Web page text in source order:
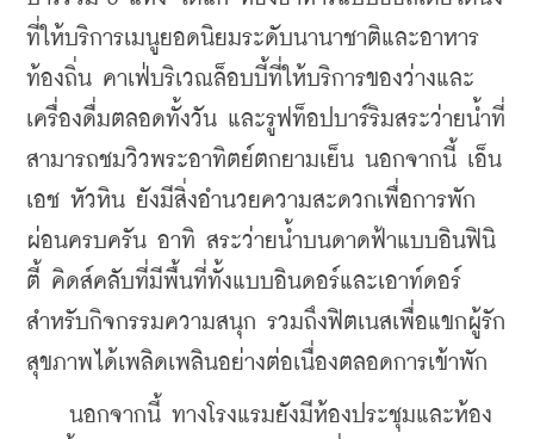
ที่ให้บริการเมนูยอดนิยมระดับนานาชาติและอาหาร
ท้องถิ่น คาเฟ่บริเวณล็อบบี้ที่ให้บริการของว่างและ
เครื่องดื่มตลอดทั้งวัน และรูฟท็อปบาร์ริมสระว่ายน้ำที่
สามารถชมวิวพระอาทิตย์ตกยามเย็น นอกจากนี้ เอ็น
เอช หัวหิน ยังมีสิ่งอำนวยความสะดวกเพื่อการพัก
ผ่อนครบครัน อาทิ สระว่ายน้ำบนดาดฟ้าแบบอินฟินิ
ตี้ คิดส์คลับที่มีพื้นที่ทั้งแบบอินดอร์และเอาท์ดอร์
สำหรับกิจกรรมความสนุก รวมถึงฟิตเนสเพื่อแขกผู้รัก
สุขภาพได้เพลิดเพลินอย่างต่อเนื่องตลอดการเข้าพัก
นอกจากนี้ ทางโรงแรมยังมีห้องประชุมและห้อง